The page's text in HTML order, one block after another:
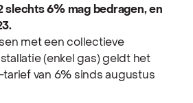
slechts 6% mag bedragen, en
met een collectieve
(enkel gas) geldt het
van 6% sinds augustus